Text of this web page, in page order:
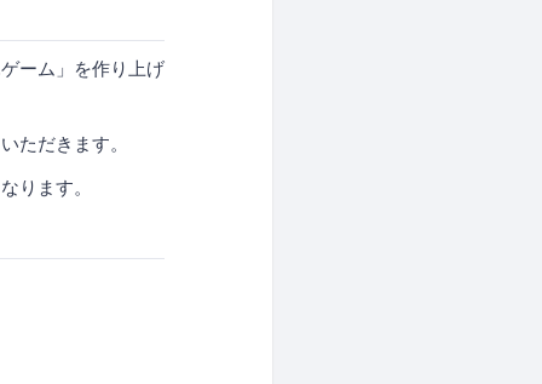
ーム」を作り上げ
ただきます。
ります。